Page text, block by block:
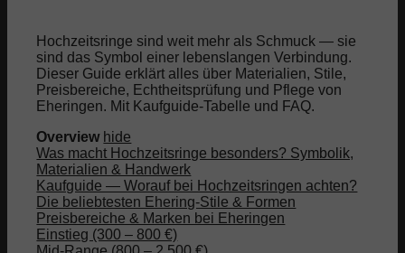
Hochzeitsringe sind weit mehr als Schmuck — sie
sind das Symbol einer lebenslangen Verbindung.
Dieser Guide erklärt alles über Materialien, Stile,
Preisbereiche, Echtheitsprüfung und Pflege von
Eheringen. Mit Kaufguide-Tabelle und FAQ.
Overview hide
Was macht Hochzeitsringe besonders? Symbolik,
Materialien & Handwerk
Kaufguide — Worauf bei Hochzeitsringen achten?
Die beliebtesten Ehering-Stile & Formen
Preisbereiche & Marken bei Eheringen
Einstieg (300 – 800 €)